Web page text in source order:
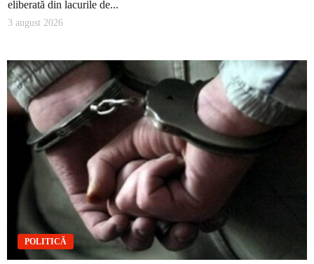
eliberată din lacurile de...
3 august 2026
POLITICĂ